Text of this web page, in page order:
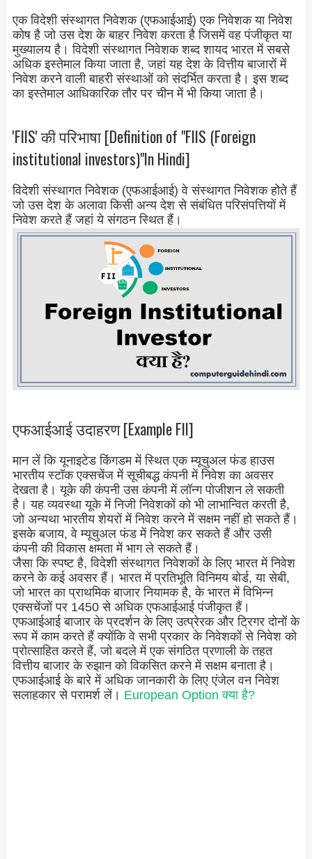
एक विदेशी संस्थागत निवेशक (एफआईआई) एक निवेशक या निवेश
कोष है जो उस देश के बाहर निवेश करता है जिसमें वह पंजीकृत या
मुख्यालय है। विदेशी संस्थागत निवेशक शब्द शायद भारत में सबसे
अधिक इस्तेमाल किया जाता है, जहां यह देश के वित्तीय बाजारों में
निवेश करने वाली बाहरी संस्थाओं को संदर्भित करता है। इस शब्द
का इस्तेमाल आधिकारिक तौर पर चीन में भी किया जाता है।
'FIIS' की परिभाषा [Definition of "FIIS (Foreign
institutional investors)"In Hindi]
विदेशी संस्थागत निवेशक (एफआईआई) वे संस्थागत निवेशक होते हैं
जो उस देश के अलावा किसी अन्य देश से संबंधित परिसंपत्तियों में
निवेश करते हैं जहां ये संगठन स्थित हैं।
एफआईआई उदाहरण [Example FII]
मान लें कि यूनाइटेड किंगडम में स्थित एक म्यूचुअल फंड हाउस
भारतीय स्टॉक एक्सचेंज में सूचीबद्ध कंपनी में निवेश का अवसर
देखता है। यूके की कंपनी उस कंपनी में लॉन्ग पोजीशन ले सकती
है। यह व्यवस्था यूके में निजी निवेशकों को भी लाभान्वित करती है,
जो अन्यथा भारतीय शेयरों में निवेश करने में सक्षम नहीं हो सकते हैं।
इसके बजाय, वे म्यूचुअल फंड में निवेश कर सकते हैं और उसी
कंपनी की विकास क्षमता में भाग ले सकते हैं।
जैसा कि स्पष्ट है, विदेशी संस्थागत निवेशकों के लिए भारत में निवेश
करने के कई अवसर हैं। भारत में प्रतिभूति विनिमय बोर्ड, या सेबी,
जो भारत का प्राथमिक बाजार नियामक है, के भारत में विभिन्न
एक्सचेंजों पर 1450 से अधिक एफआईआई पंजीकृत हैं।
एफआईआई बाजार के प्रदर्शन के लिए उत्प्रेरक और ट्रिगर दोनों के
रूप में काम करते हैं क्योंकि वे सभी प्रकार के निवेशकों से निवेश को
प्रोत्साहित करते हैं, जो बदले में एक संगठित प्रणाली के तहत
वित्तीय बाजार के रुझान को विकसित करने में सक्षम बनाता है।
एफआईआई के बारे में अधिक जानकारी के लिए एंजेल वन निवेश
सलाहकार से परामर्श लें। European Option क्या है?